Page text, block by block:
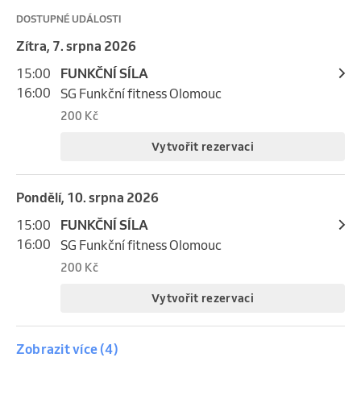
úterý, 11. srpna 2026
4:00
Tepofka
190 Kč
14:00 Kruh
190 Kč
15:00
Síla
DOSTUPNÉ UDÁLOSTI
Zítra, 7. srpna 2026
15:00
16:00
FUNKČNÍ SÍLA
SG Funkční fitness Olomouc
200 Kč
Vytvořit rezervaci
pondělí, 10. srpna 2026
15:00
16:00
FUNKČNÍ SÍLA
SG Funkční fitness Olomouc
200 Kč
Vytvořit rezervaci
Zobrazit více (4)